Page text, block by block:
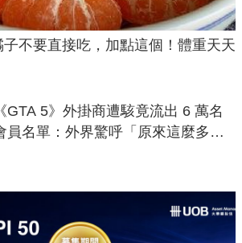
不要直接吃，加點這個！體重天天
《GTA 5》外掛商遭駭竟流出 6 萬名
員名單：外界驚呼「原來這麼多人